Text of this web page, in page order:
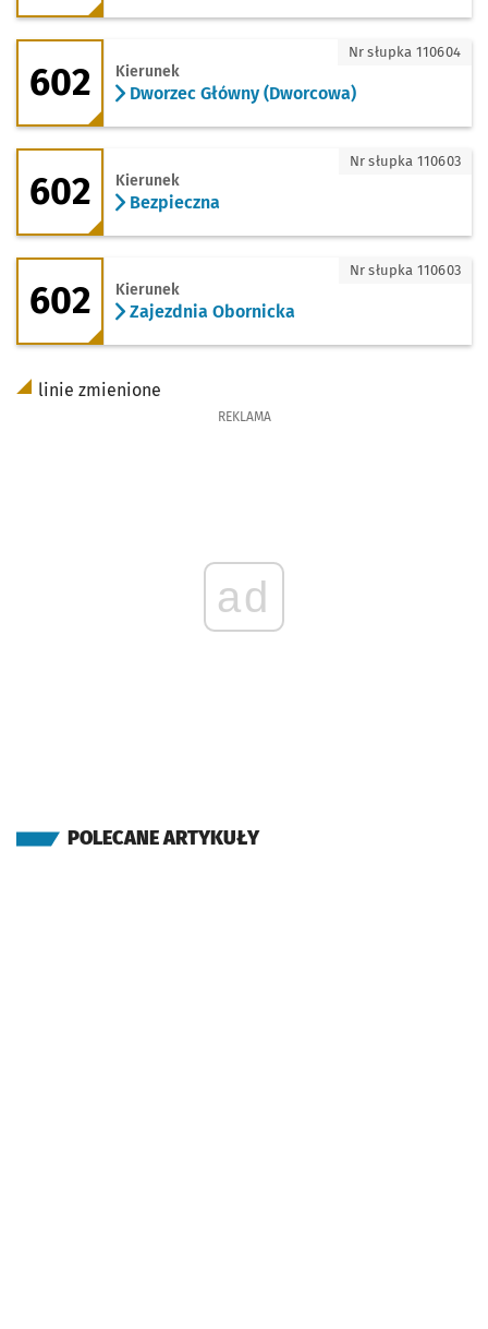
602 - kierunek Dworzec Główny
602 Kierunek
Dworzec Główny (Dworcowa)
Nr słupka 110604
602 - kierunek Bezpieczna
602 Kierunek
Bezpieczna
Nr słupka 110603
602 - kierunek Zajezdnia Obornicka
602 Kierunek
Zajezdnia Obornicka
Nr słupka 110603
linie zmienione
REKLAMA
ad
POLECANE ARTYKUŁY